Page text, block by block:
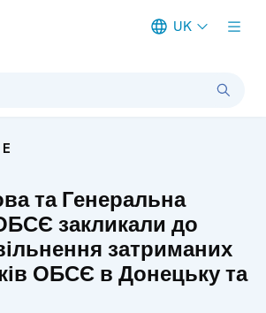
UK
та Генеральна
закликали до
затриманих
ОБСЄ в Донецьку та